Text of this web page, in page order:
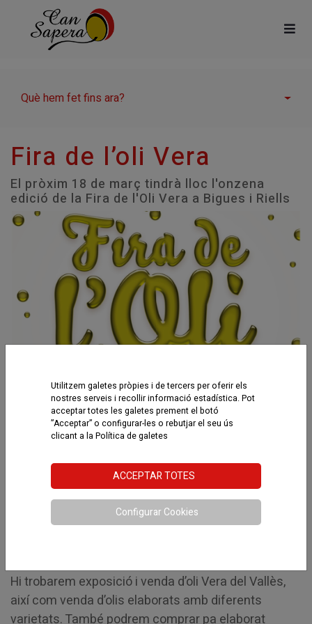
Què hem fet fins ara?
Fira de l’oli Vera
El pròxim 18 de març tindrà lloc l'onzena
edició de la Fira de l'Oli Vera a Bigues i Riells
Hi trobarem exposició i venda d’oli Vera del Vallès,
així com venda d’olis elaborats amb diferents
varietats. També podrem comprar pa elaborat
Utilitzem galetes pròpies i de tercers per oferir els
nostres serveis i recollir informació estadística. Pot
acceptar totes les galetes prement el botó
”Acceptar” o configurar-les o rebutjar el seu ús
clicant a laPolítica de galetes
ACCEPTAR TOTES
Configurar Cookies